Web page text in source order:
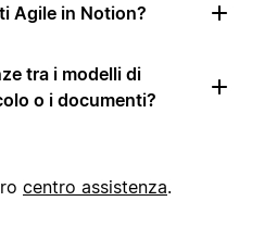
Agile in Notion?
tra i modelli di
o i documenti?
centro assistenza.